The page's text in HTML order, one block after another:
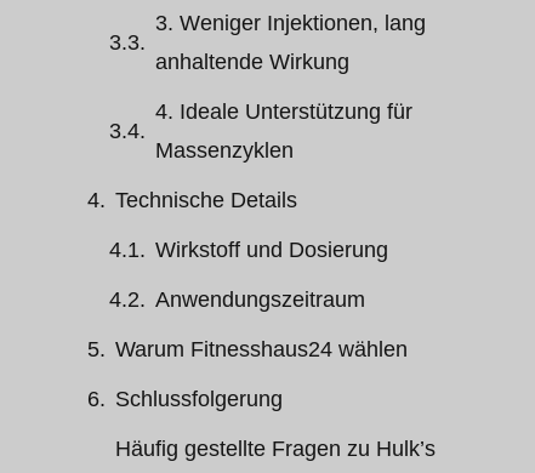
3. Weniger Injektionen, lang
anhaltende Wirkung
4. Ideale Unterstützung für
Massenzyklen
Technische Details
Wirkstoff und Dosierung
Anwendungszeitraum
Warum Fitnesshaus24 wählen
Schlussfolgerung
Häufig gestellte Fragen zu Hulk’s